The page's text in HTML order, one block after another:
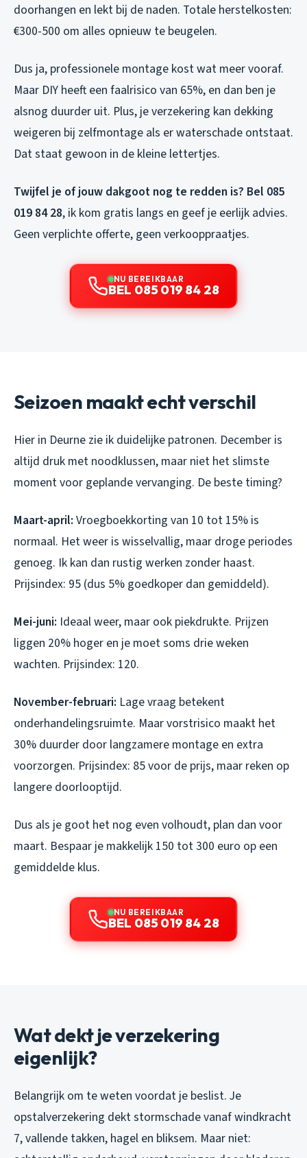
doorhangen en lekt bij de naden. Totale herstelkosten:
€300-500 om alles opnieuw te beugelen.
Dus ja, professionele montage kost wat meer vooraf.
Maar DIY heeft een faalrisico van 65%, en dan ben je
alsnog duurder uit. Plus, je verzekering kan dekking
weigeren bij zelfmontage als er waterschade ontstaat.
Dat staat gewoon in de kleine lettertjes.
Twijfel je of jouw dakgoot nog te redden is? Bel 085
019 84 28, ik kom gratis langs en geef je eerlijk advies.
Geen verplichte offerte, geen verkooppraatjes.
NU BEREIKBAAR
BEL 085 019 84 28
Seizoen maakt echt verschil
Hier in Deurne zie ik duidelijke patronen. December is
altijd druk met noodklussen, maar niet het slimste
moment voor geplande vervanging. De beste timing?
Maart-april: Vroegboekkorting van 10 tot 15% is
normaal. Het weer is wisselvallig, maar droge periodes
genoeg. Ik kan dan rustig werken zonder haast.
Prijsindex: 95 (dus 5% goedkoper dan gemiddeld).
Mei-juni: Ideaal weer, maar ook piekdrukte. Prijzen
liggen 20% hoger en je moet soms drie weken
wachten. Prijsindex: 120.
November-februari: Lage vraag betekent
onderhandelingsruimte. Maar vorstrisico maakt het
30% duurder door langzamere montage en extra
voorzorgen. Prijsindex: 85 voor de prijs, maar reken op
langere doorlooptijd.
Dus als je goot het nog even volhoudt, plan dan voor
maart. Bespaar je makkelijk 150 tot 300 euro op een
gemiddelde klus.
NU BEREIKBAAR
BEL 085 019 84 28
Wat dekt je verzekering
eigenlijk?
Belangrijk om te weten voordat je beslist. Je
opstalverzekering dekt stormschade vanaf windkracht
7, vallende takken, hagel en bliksem. Maar niet: